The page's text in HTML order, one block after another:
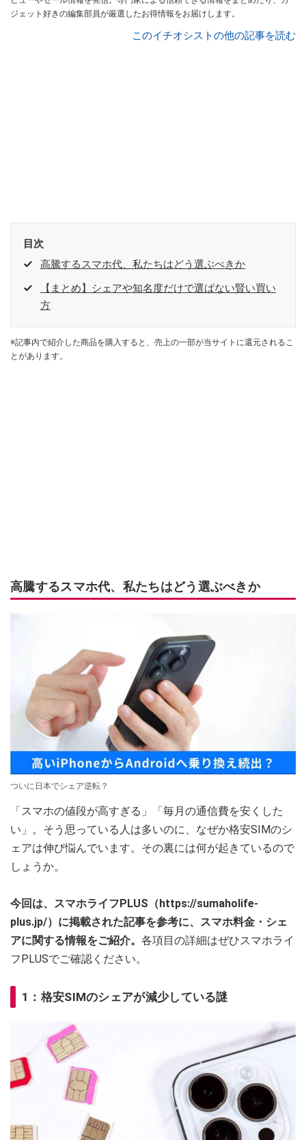
ジェット好きの編集部員が厳選したお得情報をお届けします。
このイチオシストの他の記事を読む
目次
高騰するスマホ代、私たちはどう選ぶべきか
【まとめ】シェアや知名度だけで選ばない賢い買い
方
※記事内で紹介した商品を購入すると、売上の一部が当サイトに還元されるこ
とがあります。
高騰するスマホ代、私たちはどう選ぶべきか
ついに日本でシェア逆転？
「スマホの値段が高すぎる」「毎月の通信費を安くした
い」。そう思っている人は多いのに、なぜか格安SIMのシ
ェアは伸び悩んでいます。その裏には何が起きているので
しょうか。
今回は、スマホライフPLUS（https://sumaholife-
plus.jp/）に掲載された記事を参考に、スマホ料金・シェ
アに関する情報をご紹介。 各項目の詳細はぜひスマホライ
フPLUSでご確認ください。
1：格安SIMのシェアが減少している謎